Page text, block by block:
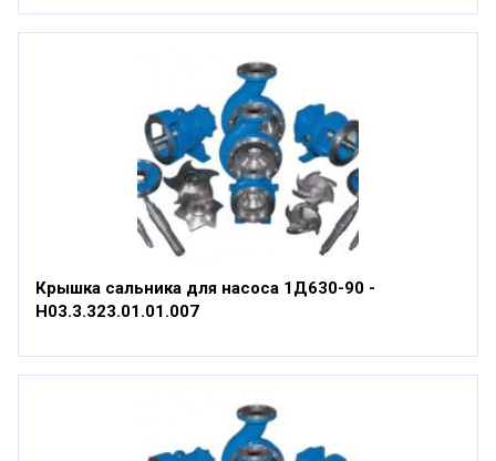
Крышка сальника для насоса 1Д630-90 -
Н03.3.323.01.01.007